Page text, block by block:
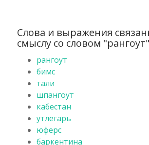
Слова и выражения
смыслу со словом "рангоут"
рангоут
бимс
тали
шпангоут
кабестан
утлегарь
юферс
баркентина